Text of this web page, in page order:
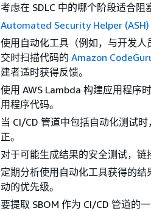
考虑在 SDLC 中的哪个阶段适合阻
Automated Security Helper (ASH)
使用自动化工具（例如，与开发人
交时扫描代码的 Amazon
建者适时获得反馈。
使用 AWS Lambda 构建应用程序
用程序代码。
当 CI/CD 管道中包括自动化测试
正。
对于可能生成结果的安全测试，链
定期分析使用自动化工具获得的
动的优先级。
要提取 SBOM 作为 CI/CD 管道的